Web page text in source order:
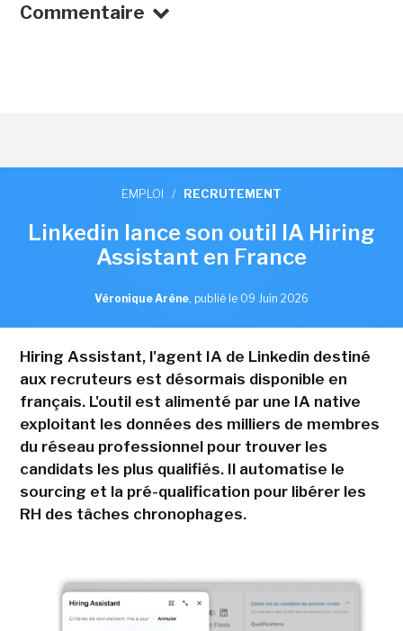
Commentaire
EMPLOI / RECRUTEMENT
Linkedin lance son outil IA Hiring
Assistant en France
Véronique Arène, publié le 09 Juin 2026
Hiring Assistant, l'agent IA de Linkedin destiné
aux recruteurs est désormais disponible en
français. L'outil est alimenté par une IA native
exploitant les données des milliers de membres
du réseau professionnel pour trouver les
candidats les plus qualifiés. Il automatise le
sourcing et la pré-qualification pour libérer les
RH des tâches chronophages.